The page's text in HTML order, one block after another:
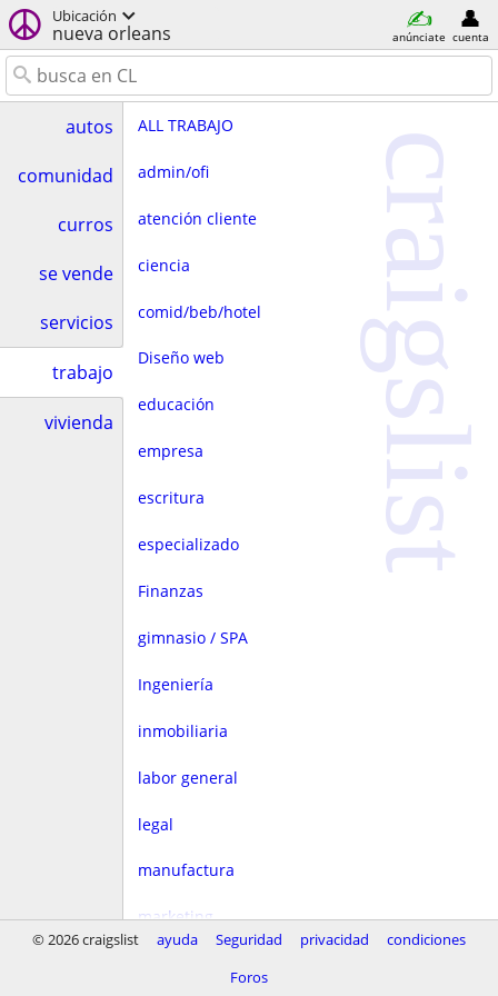
Ubicación
nueva orleans anúnciate cuenta
autos
comunidad
curros
se vende
servicios
trabajo
vivienda
ALL TRABAJO
admin/ofi
atención cliente
ciencia
comid/beb/hotel
Diseño web
educación
empresa
escritura
especializado
Finanzas
gimnasio / SPA
Ingeniería
inmobiliaria
labor general
legal
manufactura
marketing
craigslist
© 2026 craigslist ayuda Seguridad privacidad
condiciones
Foros